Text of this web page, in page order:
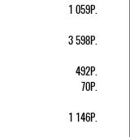
1 059Р.
3 598Р.
492Р.
70Р.
1 146Р.